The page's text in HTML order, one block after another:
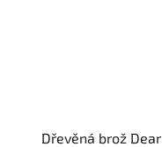
Dřevěná brož Dear